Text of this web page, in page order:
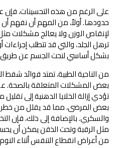
على الرغم من هذه التحسينات،
حدودها. أولاً، من المهم أن نفهم
لإنقاص الوزن ولا يعالج مشكلات
ترهل الجلد، والتي قد تتطلب
بشكل أساسي لنحت الجسم عن طريق
من الناحية الطبية، تمتد فوائد
بعض المشكلات المتعلقة بالصحة.
تؤدي إزالة الخلايا الدهنية إلى
بعض المرضى، مما قد يقلل من خطر
والسكري. بالإضافة إلى ذلك، فإن
مثل الرقبة وتحت الذقن يمكن أن
من أعراض انقطاع التنفس أثناء